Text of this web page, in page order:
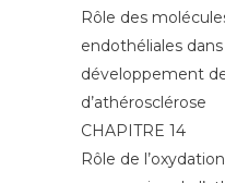
Rôle des
endothéliales
développement
d’athérosclérose
CHAPITRE 14
Rôle de